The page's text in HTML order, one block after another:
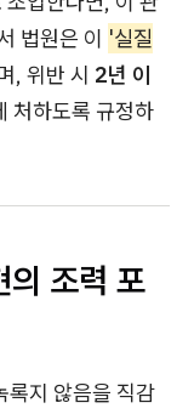
법원은 이 '실질
, 위반 시 2년 이
처하도록 규정하
의 조력 포
록지 않음을 직감